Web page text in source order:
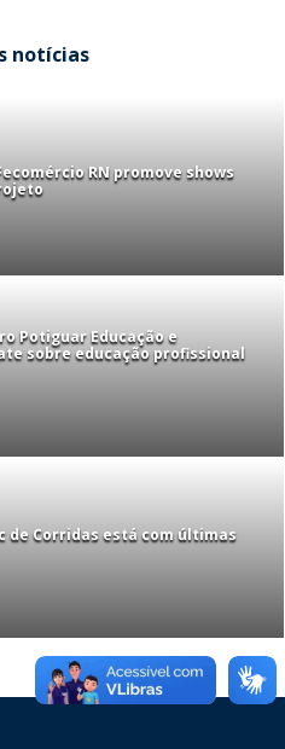
notícias
RN promove shows
Potiguar Educação e
sobre educação profissional
de Corridas está com últimas